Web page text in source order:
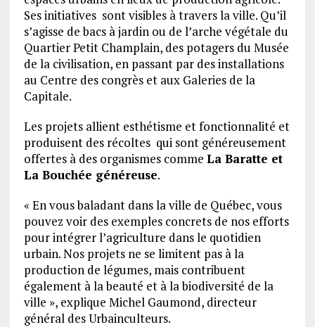
Ses initiatives sont visibles à travers la ville. Qu’il
s’agisse de bacs à jardin ou de l’arche végétale du
Quartier Petit Champlain, des potagers du Musée
de la civilisation, en passant par des installations
au Centre des congrès et aux Galeries de la
Capitale.
Les projets allient esthétisme et fonctionnalité et
produisent des récoltes qui sont généreusement
offertes à des organismes comme La Baratte et
La Bouchée généreuse.
« En vous baladant dans la ville de Québec, vous
pouvez voir des exemples concrets de nos efforts
pour intégrer l’agriculture dans le quotidien
urbain. Nos projets ne se limitent pas à la
production de légumes, mais contribuent
également à la beauté et à la biodiversité de la
ville », explique Michel Gaumond, directeur
général des Urbainculteurs.